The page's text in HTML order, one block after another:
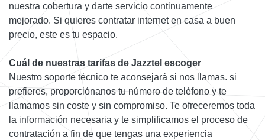
nuestra cobertura y darte servicio continuamente
mejorado. Si quieres contratar internet en casa a buen
precio, este es tu espacio.
Cuál de nuestras tarifas de Jazztel escoger
Nuestro soporte técnico te aconsejará si nos llamas. si
prefieres, proporciónanos tu número de teléfono y te
llamamos sin coste y sin compromiso. Te ofreceremos toda
la información necesaria y te simplificamos el proceso de
contratación a fin de que tengas una experiencia